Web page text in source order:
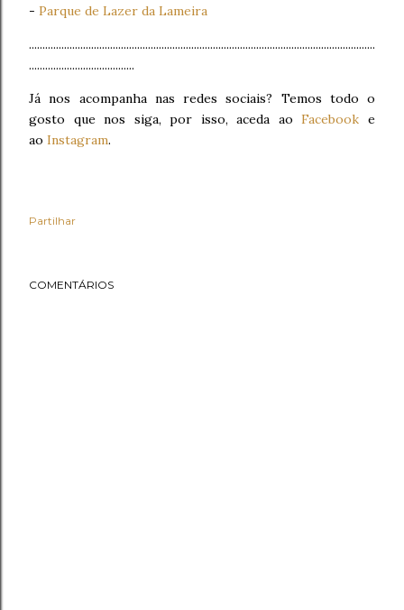
- Parque de Lazer da Lameira
................................................................................................................................
.......................................
Já nos acompanha nas redes sociais? Temos todo o
gosto que nos siga, por isso, aceda aoFacebook e
ao Instagram.
Partilhar
COMENTÁRIOS